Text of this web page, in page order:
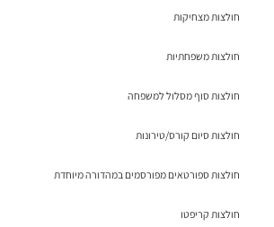
חולצות מצחיקות
חולצות משפחתיות
חולצות סוף מסלול למשפחה
חולצות סיום קורס/טירונות
חולצות ספורטאים מפורסמים במהדורה מיוחדת
חולצות קריפטו